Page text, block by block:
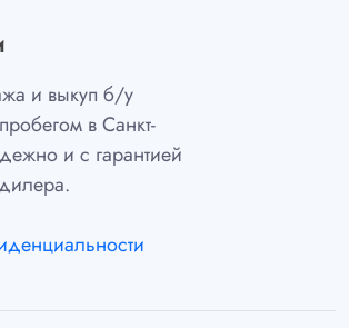
и выкуп б/у
в Санкт-
и с гарантией